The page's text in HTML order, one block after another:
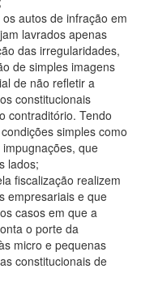
autos de infração em
lavrados apenas
das irregularidades,
de simples imagens
de não refletir a
constitucionais
contraditório. Tendo
simples como
que
lados;
fiscalização realizem
empresariais e que
casos em que a
o porte da
micro e pequenas
constitucionais de